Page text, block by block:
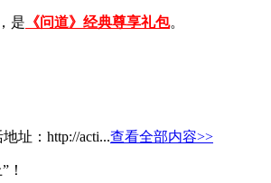
是 《问道》经典尊享礼包。
址：http://acti...查看全部内容>>
！